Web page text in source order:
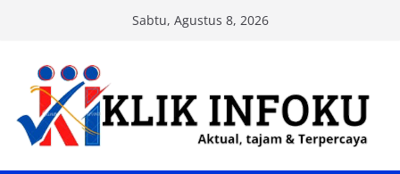
content
Sabtu, Agustus 8, 2026